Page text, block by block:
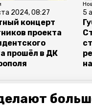
2024, 08:27
концерт
проекта
прошёл в ДК
5